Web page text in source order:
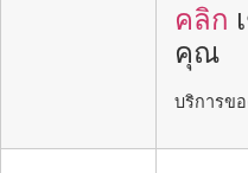
คลิก
คุณ
บริการขอ